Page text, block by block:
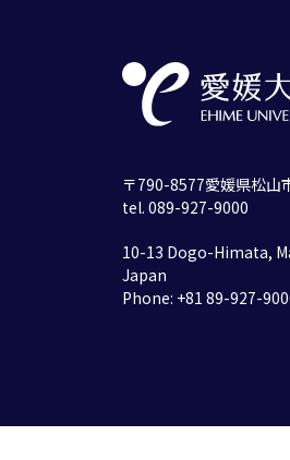
〒790-8577愛媛県松山
tel. 089-927-9000
10-13 Dogo-Himata,
Japan
Phone: +81 89-927-